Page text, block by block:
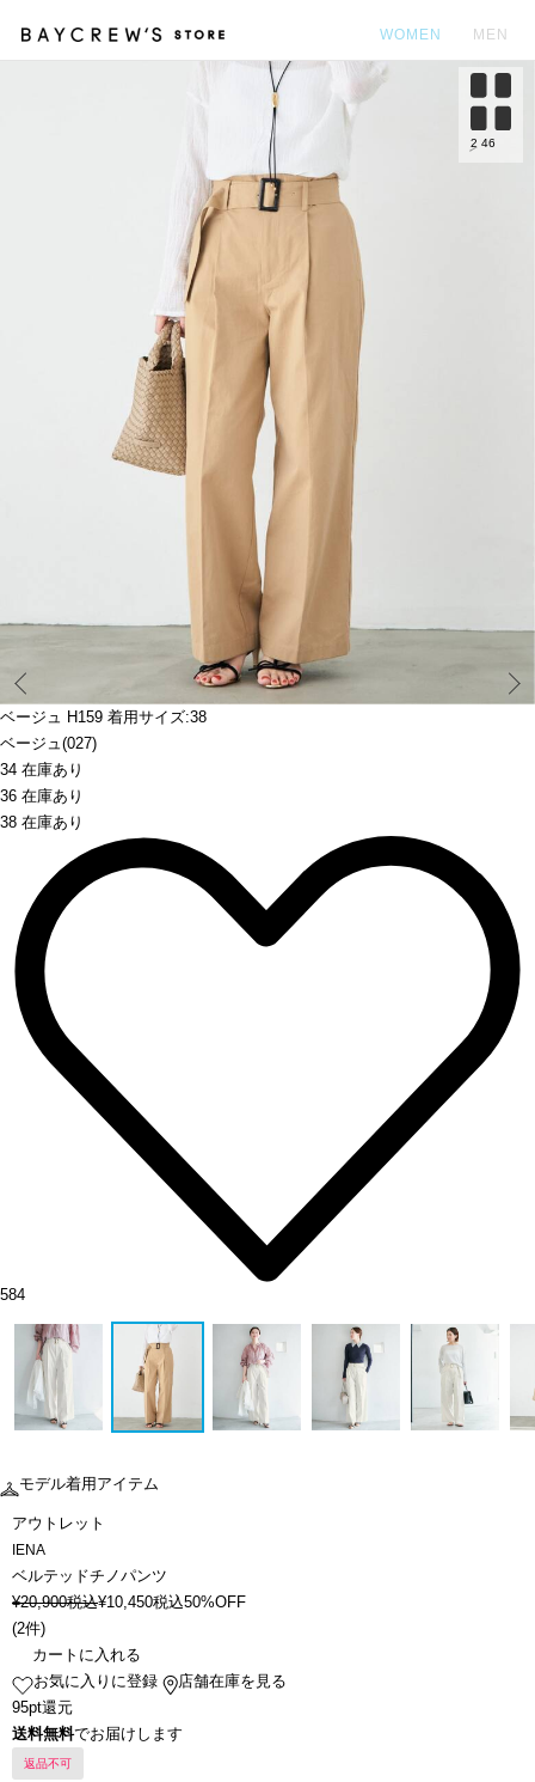
WOMEN MEN
ベージュ H159 着用サイズ:38
ベージュ(027)
34 在庫あり
36 在庫あり
38 在庫あり
2 46
584
モデル着用アイテム
アウトレット
IENA
ベルテッドチノパンツ
¥20,900税込¥10,450税込50%OFF
(2件)
カートに入れる
お気に入りに登録
店舗在庫を見る
95pt還元
送料無料でお届けします
返品不可